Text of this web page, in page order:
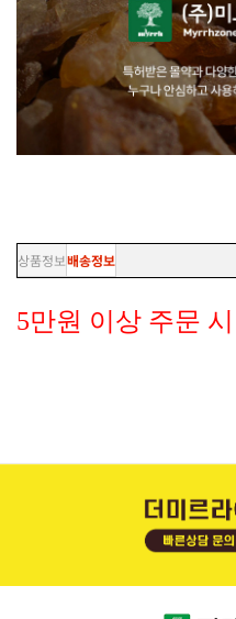
상품정보배송정보
5만원 이상 주문